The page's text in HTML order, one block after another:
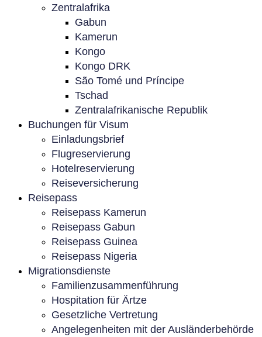
Zentralafrika
Gabun
Kamerun
Kongo
Kongo DRK
São Tomé und Príncipe
Tschad
Zentralafrikanische Republik
Buchungen für Visum
Einladungsbrief
Flugreservierung
Hotelreservierung
Reiseversicherung
Reisepass
Reisepass Kamerun
Reisepass Gabun
Reisepass Guinea
Reisepass Nigeria
Migrationsdienste
Familienzusammenführung
Hospitation für Ärtze
Gesetzliche Vertretung
Angelegenheiten mit der Ausländerbehörde